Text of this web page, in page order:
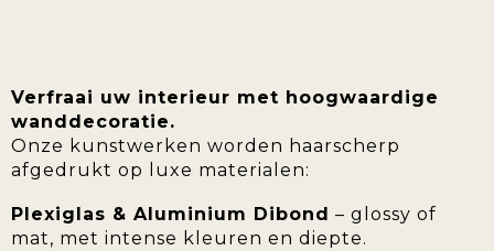
Verfraai uw interieur met hoogwaardige
wanddecoratie.
Onze kunstwerken worden haarscherp
afgedrukt op luxe materialen:
Plexiglas & Aluminium Dibond – glossy of
mat, met intense kleuren en diepte.